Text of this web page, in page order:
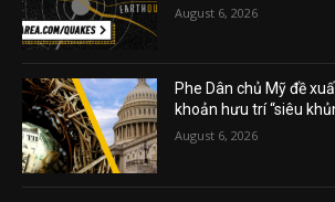
August 6, 2026
Phe Dân chủ Mỹ đề
khoản hưu trí “siêu
August 6, 2026